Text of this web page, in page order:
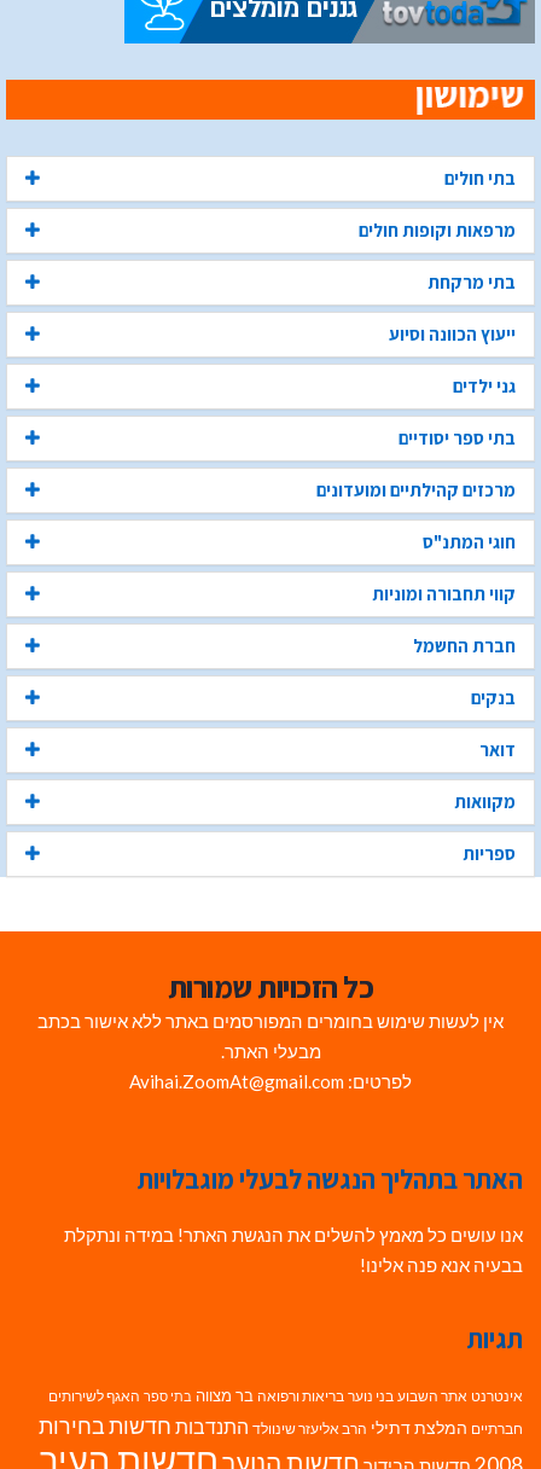
בתי חולים
מרפאות וקופות חולים
בתי מרקחת
ייעוץ הכוונה וסיוע
גני ילדים
בתי ספר יסודיים
מרכזים קהילתיים ומועדונים
חוגי המתנ"ס
קווי תחבורה ומוניות
חברת החשמל
בנקים
דואר
מקוואות
ספריות
כל הזכויות שמורות
אין לעשות שימוש בחומרים המפורסמים באתר ללא אישור בכתב
מבעלי האתר.
לפרטים: Avihai.ZoomAt@gmail.com
האתר בתהליך הנגשה לבעלי מוגבלויות
אנו עושים כל מאמץ להשלים את הנגשת האתר! במידה ונתקלת
בבעיה אנא פנה אלינו!
תגיות
אינטרנט אתר השבוע בני נוער בריאות ורפואה בר מצווה בתי ספר האגף לשירותים
חברתיים המלצת דתילי הרב אליעזר שינוולד התנדבות חדשות בחירות
חדשות העיר